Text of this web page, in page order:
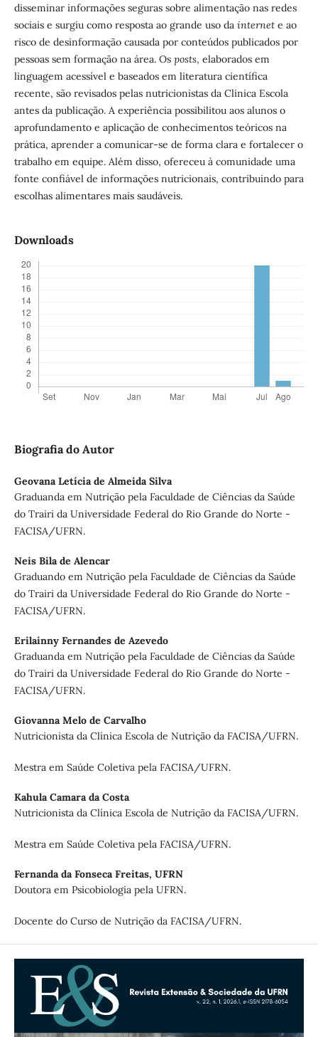
disseminar informações seguras sobre alimentação nas redes
sociais e surgiu como resposta ao grande uso da internet e ao
risco de desinformação causada por conteúdos publicados por
pessoas sem formação na área. Osposts, elaborados em
linguagem acessível e baseados em literatura científica
recente, são revisados pelas nutricionistas da Clínica Escola
antes da publicação. A experiência possibilitou aos alunos o
aprofundamento e aplicação de conhecimentos teóricos na
prática, aprender a comunicar-se de forma clara e fortalecer o
trabalho em equipe. Além disso, ofereceu à comunidade uma
fonte confiável de informações nutricionais, contribuindo para
escolhas alimentares mais saudáveis.
Downloads
Biografia do Autor
Geovana Letícia de Almeida Silva
Graduanda em Nutrição pela Faculdade de Ciências da Saúde
do Trairi da Universidade Federal do Rio Grande do Norte -
FACISA/UFRN.
Neis Bila de Alencar
Graduando em Nutrição pela Faculdade de Ciências da Saúde
do Trairi da Universidade Federal do Rio Grande do Norte -
FACISA/UFRN.
Erilainny Fernandes de Azevedo
Graduanda em Nutrição pela Faculdade de Ciências da Saúde
do Trairi da Universidade Federal do Rio Grande do Norte -
FACISA/UFRN.
Giovanna Melo de Carvalho
Nutricionista da Clínica Escola de Nutrição da FACISA/UFRN.
Mestra em Saúde Coletiva pela FACISA/UFRN.
Kahula Camara da Costa
Nutricionista da Clínica Escola de Nutrição da FACISA/UFRN.
Mestra em Saúde Coletiva pela FACISA/UFRN.
Fernanda da Fonseca Freitas, UFRN
Doutora em Psicobiologia pela UFRN.
Docente do Curso de Nutrição da FACISA/UFRN.